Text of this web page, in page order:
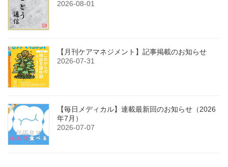
2026-08-01
【月刊ケアマネジメント】記事掲載のお知らせ
2026-07-31
【毎日メディカル】連載最新回のお知らせ（2026
年7月）
2026-07-07